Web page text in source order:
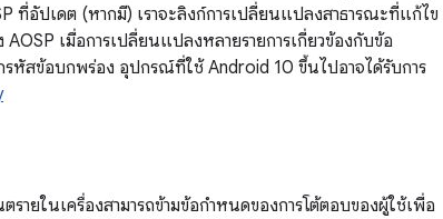
ที่อัปเดต (หากมี) เราจะลิงก์การเปลี่ยนแปลงสาธารณะที่แก้ไข
เมื่อการเปลี่ยนแปลงหลายรายการเกี่ยวข้องกับข้อ
หัสข้อบกพร่อง อุปกรณ์ที่ใช้ Android 10 ขึ้นไปอาจได้รับการ
ยในเครื่องสามารถข้ามข้อกำหนดของการโต้ตอบของผู้ใช้เพื่อ